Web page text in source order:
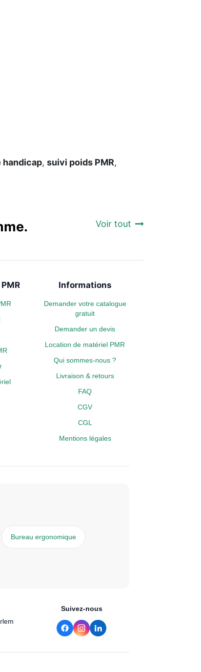
handicap, suivi poids PMR,
Voir tout
Informations
Demander votre catalogue
gratuit
Demander un devis
Location de matériel PMR
Qui sommes-nous ?
Livraison & retours
FAQ
CGV
CGL
Mentions légales
Bureau ergonomique
Suivez-nous